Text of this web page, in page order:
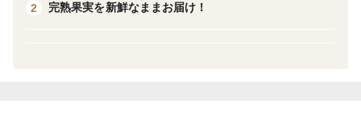
2
完熟果実を新鮮なままお届け！